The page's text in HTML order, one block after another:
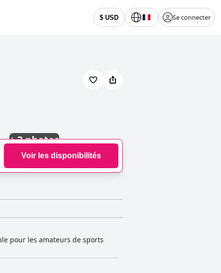
$ USD Se connecter
+3 photos
Voir les disponibilités
pour les amateurs de sports